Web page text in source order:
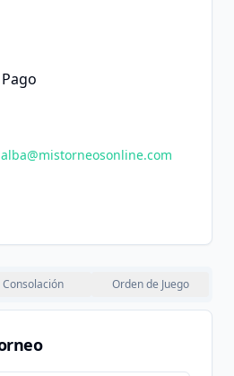
Consolación Orden de Juego